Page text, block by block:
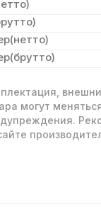
могут